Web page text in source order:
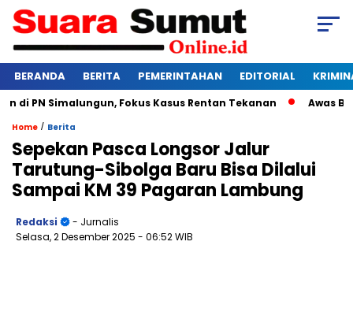
BERANDA BERITA PEMERINTAHAN EDITORIAL
Simalungun, Fokus Kasus Rentan Tekanan Awas
Home / Berita
Sepekan Pasca Longsor Jalur
Tarutung-Sibolga Baru Bisa Dilalui
Sampai KM 39 Pagaran Lambung
Redaksi
- Jurnalis
Selasa, 2 Desember 2025 - 06:52 WIB